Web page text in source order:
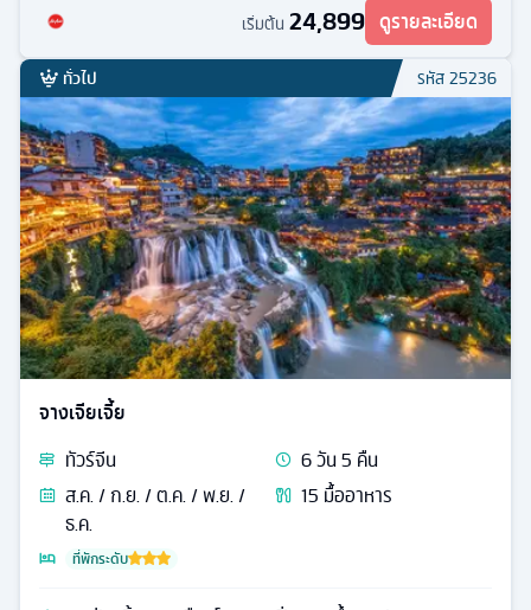
เริ่มต้น 24,899 ดูรายละเอียด
ทั่วไป รหัส25236
จางเจียเจี้ย
ทัวร์จีน 6วัน5 คืน
ส.ค. / ก.ย. / ต.ค. / พ.ย. /
ธ.ค.
15 มื้ออาหาร
ที่พักระดับ